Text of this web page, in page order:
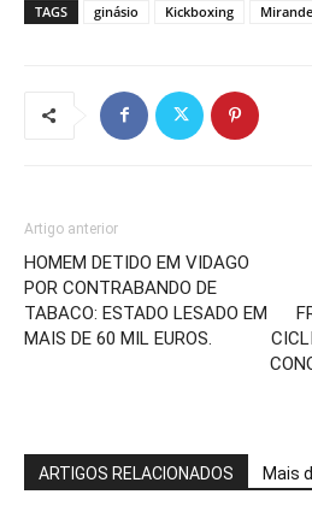
TAGS ginásio Kickboxing
Artigo anterior
HOMEM DETIDO EM VIDAGO
POR CONTRABANDO DE
TABACO: ESTADO LESADO EM
MAIS DE 60 MIL EUROS.
ARTIGOS RELACIONADOS Mais